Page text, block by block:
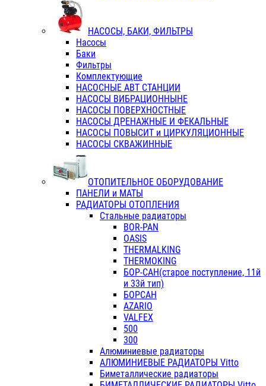
НАСОСЫ, БАКИ, ФИЛЬТРЫ
Насосы
Баки
Фильтры
Комплектующие
НАСОСНЫЕ АВТ СТАНЦИИ
НАСОСЫ ВИБРАЦИОННЫНЕ
НАСОСЫ ПОВЕРХНОСТНЫЕ
НАСОСЫ ДРЕНАЖНЫЕ И ФЕКАЛЬНЫЕ
НАСОСЫ ПОВЫСИТ и ЦИРКУЛЯЦИОННЫЕ
НАСОСЫ СКВАЖИННЫЕ
ОТОПИТЕЛЬНОЕ ОБОРУДОВАНИЕ
ПАНЕЛИ и МАТЫ
РАДИАТОРЫ ОТОПЛЕНИЯ
Стальные радиаторы
BOR-PAN
OASIS
THERMALKING
THERMOKING
БОР-САН(старое поступление, 11й
и 33й тип)
БОРСАН
AZARIO
VALFEX
500
300
Алюминиевые радиаторы
АЛЮМИНИЕВЫЕ РАДИАТОРЫ Vitto
Биметаллические радиаторы